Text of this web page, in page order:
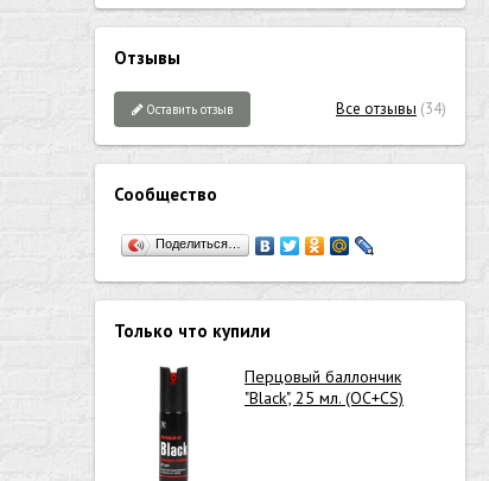
Отзывы
Оставить отзыв Все отзывы (34)
Сообщество
Поделиться…
Только что купили
Перцовый баллончик
"Black", 25 мл. (OC+CS)